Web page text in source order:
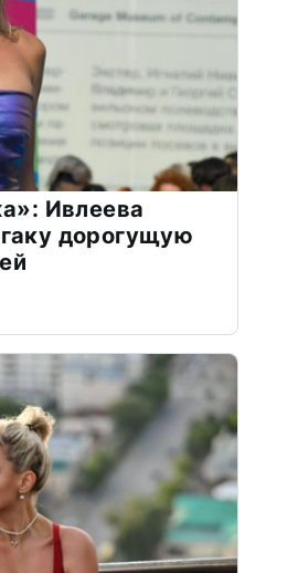
Ивлеева
дорогущую